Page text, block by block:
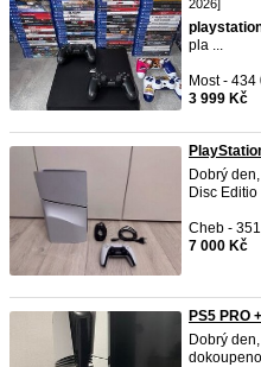
2026]
pla ...
Most - 434
3 999 Kč
Dobrý
Disc Editio
Cheb -
7 000 Kč
PS5 PRO
Dobrý